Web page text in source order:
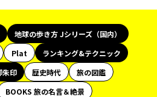
地球の歩き方 Jシリーズ（国内）
Plat
ランキング&テクニック
朱印 歴史時代
旅の図鑑
BOOKS 旅の名言＆絶景